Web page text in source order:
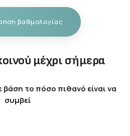
βαθμολογίας
μέχρι σήμερα
το πόσο πιθανό είναι να
συμβεί